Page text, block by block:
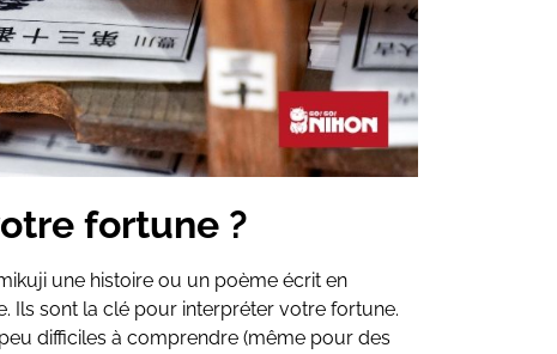
fortune ?
une histoire ou un poème écrit en
Ils sont la clé pour interpréter votre fortune.
difficiles à comprendre (même pour des